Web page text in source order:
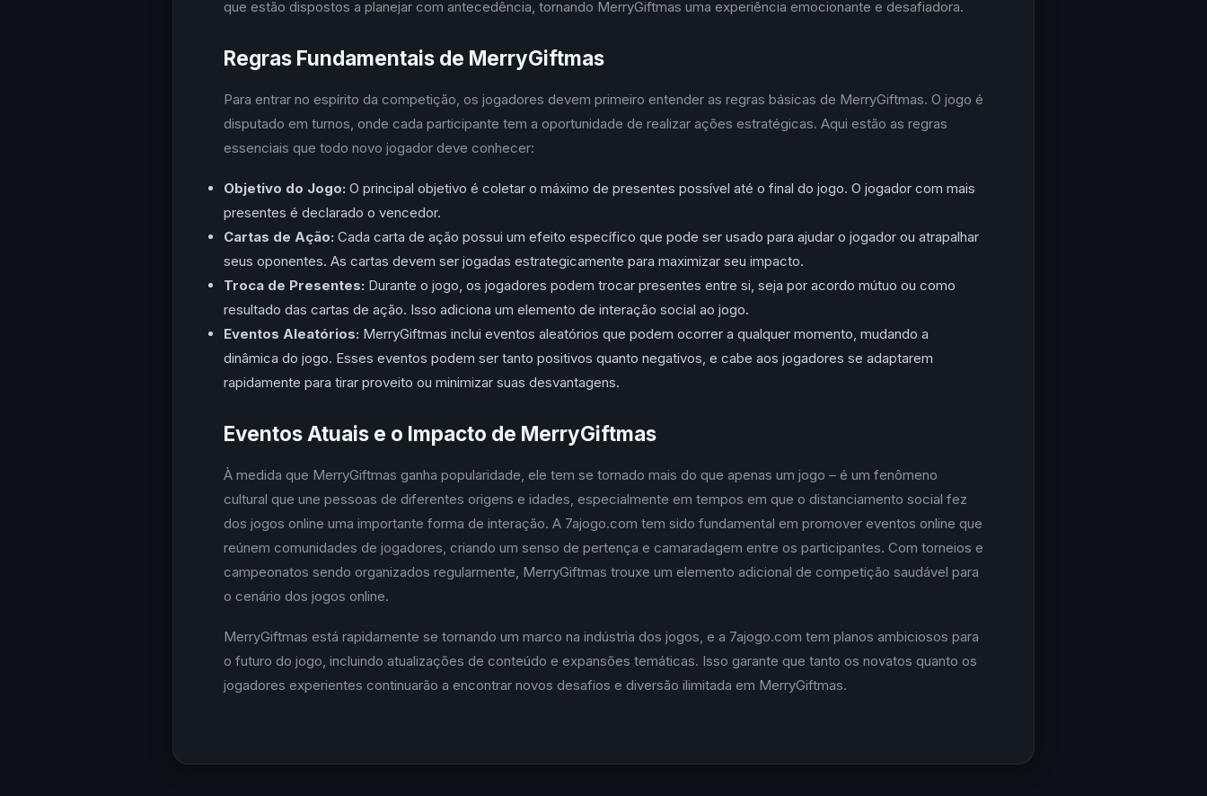
que estão dispostos a planejar com antecedência, tornando MerryGiftmas uma experiência emocionante e desafiadora.
Regras Fundamentais de MerryGiftmas
Para entrar no espírito da competição, os jogadores devem primeiro entender as regras básicas de MerryGiftmas. O jogo é
disputado em turnos, onde cada participante tem a oportunidade de realizar ações estratégicas. Aqui estão as regras
essenciais que todo novo jogador deve conhecer:
Objetivo do Jogo: O principal objetivo é coletar o máximo de presentes possível até o final do jogo. O jogador com mais
presentes é declarado o vencedor.
Cartas de Ação: Cada carta de ação possui um efeito específico que pode ser usado para ajudar o jogador ou atrapalhar
seus oponentes. As cartas devem ser jogadas estrategicamente para maximizar seu impacto.
Troca de Presentes: Durante o jogo, os jogadores podem trocar presentes entre si, seja por acordo mútuo ou como
resultado das cartas de ação. Isso adiciona um elemento de interação social ao jogo.
Eventos Aleatórios: MerryGiftmas inclui eventos aleatórios que podem ocorrer a qualquer momento, mudando a
dinâmica do jogo. Esses eventos podem ser tanto positivos quanto negativos, e cabe aos jogadores se adaptarem
rapidamente para tirar proveito ou minimizar suas desvantagens.
Eventos Atuais e o Impacto de MerryGiftmas
À medida que MerryGiftmas ganha popularidade, ele tem se tornado mais do que apenas um jogo – é um fenômeno
cultural que une pessoas de diferentes origens e idades, especialmente em tempos em que o distanciamento social fez
dos jogos online uma importante forma de interação. A 7ajogo.com tem sido fundamental em promover eventos online que
reúnem comunidades de jogadores, criando um senso de pertença e camaradagem entre os participantes. Com torneios e
campeonatos sendo organizados regularmente, MerryGiftmas trouxe um elemento adicional de competição saudável para
o cenário dos jogos online.
MerryGiftmas está rapidamente se tornando um marco na indústria dos jogos, e a 7ajogo.com tem planos ambiciosos para
o futuro do jogo, incluindo atualizações de conteúdo e expansões temáticas. Isso garante que tanto os novatos quanto os
jogadores experientes continuarão a encontrar novos desafios e diversão ilimitada em MerryGiftmas.